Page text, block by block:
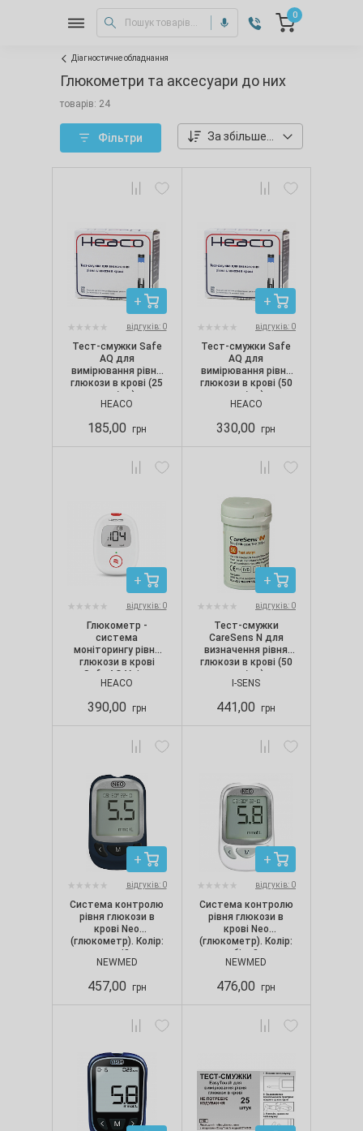
0
Діагностичне обладнання
Глюкометри та аксесуари до них
товарів: 24
Фільтри
відгуків: 0
Тест-смужки Safe
AQ для
вимірювання рівня
глюкози в крові (25
шт./уп.)
HEACO
185,00 грн
відгуків: 0
Тест-смужки Safe
AQ для
вимірювання рівня
глюкози в крові (50
шт./уп.)
HEACO
330,00 грн
відгуків: 0
Глюкометр -
система
моніторингу рівня
глюкози в крові
Safe AQ Voice
HEACO
390,00 грн
відгуків: 0
Тест-смужки
CareSens N для
визначення рівня
глюкози в крові (50
шт./уп.)
I-SENS
441,00 грн
відгуків: 0
Система контролю
рівня глюкози в
крові Neo
(глюкометр). Колір:
синій
NEWMED
457,00 грн
відгуків: 0
Система контролю
рівня глюкози в
крові Neo
(глюкометр). Колір:
білий
NEWMED
476,00 грн